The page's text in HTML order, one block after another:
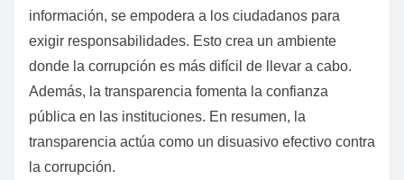
información, se empodera a los ciudadanos para
exigir responsabilidades. Esto crea un ambiente
donde la corrupción es más difícil de llevar a cabo.
Además, la transparencia fomenta la confianza
pública en las instituciones. En resumen, la
transparencia actúa como un disuasivo efectivo contra
la corrupción.